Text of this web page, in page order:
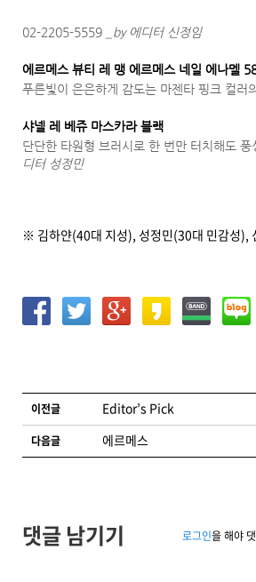
02-2205-5559
_by 에디터 신정임
에르메스 뷰티 레 맹 에르메스 네일 에나멜
푸른빛이 은은하게 감도는 마젠타 핑크 컬
샤넬 레 베쥬 마스카라 블랙
단단한 타원형 브러시로 한 번만 터치해도
디터 성정민
※ 김하얀(40대 지성), 성정민(30대 민감성),
글 네비게이션
이전글 Editor’s Pick
다음글 에르메스
댓글 남기기 로그인을 해야